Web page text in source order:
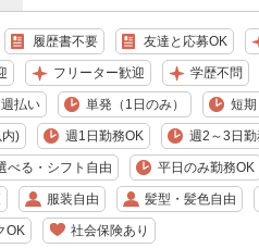
履歴書不要 友達と応募OK
フリーター歓迎 学歴不問
週払い 単発（1日のみ） 短期
) 週1日勤務OK 週2～3日勤
べる・シフト自由 平日のみ勤務OK
服装自由 髪型・髪色自由
OK 社会保険あり